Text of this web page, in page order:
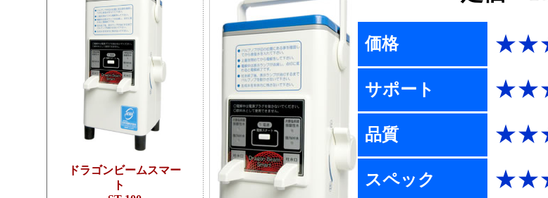
ドラゴンビームスマー
ト
価格
サポート
品質
スペック